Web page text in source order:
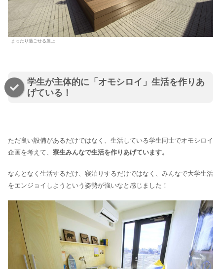
まったり過ごせる屋上
学生が主体的に「オモシロイ」生活を作りあ
げている！
ただ良い設備があるだけではなく、生活している学生同士でオモシロイ
企画を考えて、 寮生みんなで生活を作りあげています。
なんとなく生活するだけ、寝泊りするだけではなく、みんなで大学生活
をエンジョイしようという姿勢が強いなと感じました！